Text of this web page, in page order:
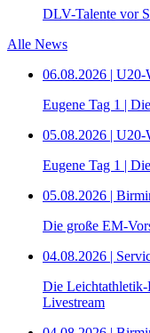
DLV-Talente vor
Alle News
06.08.2026 |
Eugene Tag 1 |
05.08.2026 |
Eugene Tag 1 |
05.08.2026 |
Die große EM-
04.08.2026 |
Die
Livestream